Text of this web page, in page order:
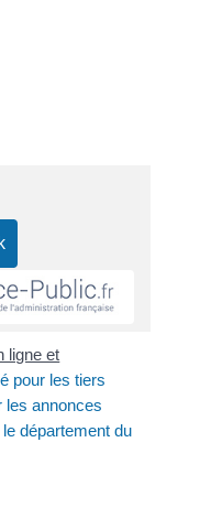
ligne et
pour les tiers
les annonces
département du